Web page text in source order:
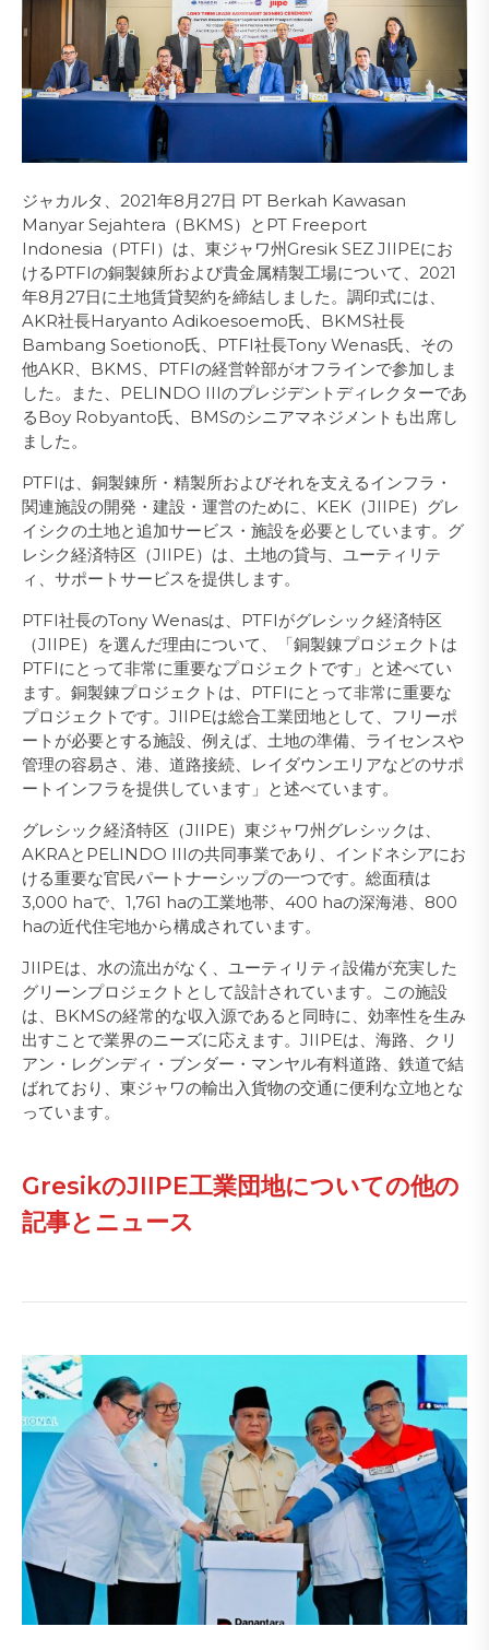
ジャカルタ、2021年8月27日 PT Berkah Kawasan
Manyar Sejahtera（BKMS）とPT Freeport
Indonesia（PTFI）は、東ジャワ州Gresik SEZ JIIPEにお
けるPTFIの銅製錬所および貴金属精製工場について、2021
年8月27日に土地賃貸契約を締結しました。調印式には、
AKR社長Haryanto Adikoesoemo氏、BKMS社長
Bambang Soetiono氏、PTFI社長Tony Wenas氏、その
他AKR、BKMS、PTFIの経営幹部がオフラインで参加しま
した。また、PELINDO IIIのプレジデントディレクターであ
るBoy Robyanto氏、BMSのシニアマネジメントも出席し
ました。
PTFIは、銅製錬所・精製所およびそれを支えるインフラ・
関連施設の開発・建設・運営のために、KEK（JIIPE）グレ
イシクの土地と追加サービス・施設を必要としています。グ
レシク経済特区（JIIPE）は、土地の貸与、ユーティリテ
ィ、サポートサービスを提供します。
PTFI社長のTony Wenasは、PTFIがグレシック経済特区
（JIIPE）を選んだ理由について、「銅製錬プロジェクトは
PTFIにとって非常に重要なプロジェクトです」と述べてい
ます。銅製錬プロジェクトは、PTFIにとって非常に重要な
プロジェクトです。JIIPEは総合工業団地として、フリーポ
ートが必要とする施設、例えば、土地の準備、ライセンスや
管理の容易さ、港、道路接続、レイダウンエリアなどのサポ
ートインフラを提供しています」と述べています。
グレシック経済特区（JIIPE）東ジャワ州グレシックは、
AKRAとPELINDO IIIの共同事業であり、インドネシアにお
ける重要な官民パートナーシップの一つです。総面積は
3,000 haで、1,761 haの工業地帯、400 haの深海港、800
haの近代住宅地から構成されています。
JIIPEは、水の流出がなく、ユーティリティ設備が充実した
グリーンプロジェクトとして設計されています。この施設
は、BKMSの経常的な収入源であると同時に、効率性を生み
出すことで業界のニーズに応えます。JIIPEは、海路、クリ
アン・レグンディ・ブンダー・マンヤル有料道路、鉄道で結
ばれており、東ジャワの輸出入貨物の交通に便利な立地とな
っています。
GresikのJIIPE工業団地についての他の
記事とニュース